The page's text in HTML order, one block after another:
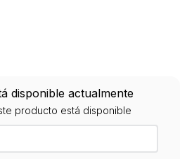
disponible actualmente
producto está disponible